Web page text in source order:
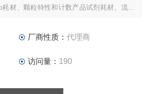
材、颗粒特性和计数产品试剂耗材、流式
厂商性质： 代理商
访问量： 190